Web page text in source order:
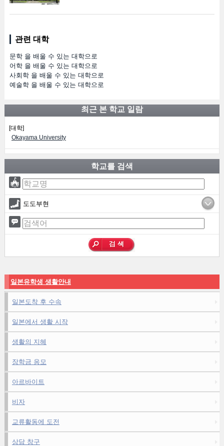
관련 대학
문학 을 배울 수 있는 대학으로
어학 을 배울 수 있는 대학으로
사회학 을 배울 수 있는 대학으로
예술학 을 배울 수 있는 대학으로
최근 본 학교 일람
[대학]
Okayama University
학교를 검색
도도부현
일본유학생 생활안내
일본도착 후 수속
일본에서 생활 시작
생활의 지혜
장학금 응모
아르바이트
비자
교류활동에 도전
상담 창구